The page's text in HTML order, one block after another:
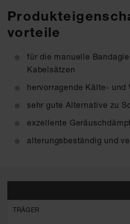
vorteile
für die manuelle
Kabelsätzen
hervorragende Kälte-
sehr gute Alternative zu
exzellente
alterungsbeständig und
TRÄGER